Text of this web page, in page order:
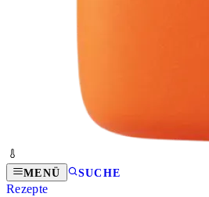
MENÜ SUCHE
Rezepte